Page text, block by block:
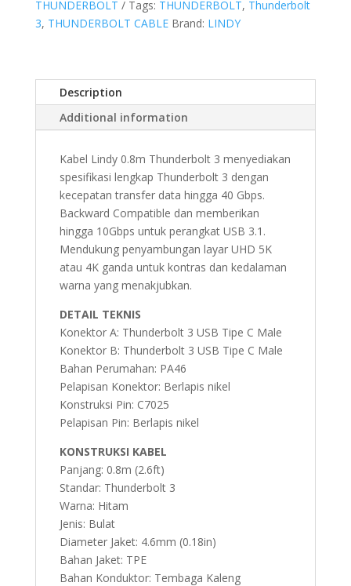
THUNDERBOLT
Tags: THUNDERBOLT, Thunderbolt
3, THUNDERBOLT CABLE Brand: LINDY
Description
Additional information
Kabel Lindy 0.8m Thunderbolt 3 menyediakan
spesifikasi lengkap Thunderbolt 3 dengan
kecepatan transfer data hingga 40 Gbps.
Backward Compatible dan memberikan
hingga 10Gbps untuk perangkat USB 3.1.
Mendukung penyambungan layar UHD 5K
atau 4K ganda untuk kontras dan kedalaman
warna yang menakjubkan.
DETAIL TEKNIS
Konektor A: Thunderbolt 3 USB Tipe C Male
Konektor B: Thunderbolt 3 USB Tipe C Male
Bahan Perumahan: PA46
Pelapisan Konektor: Berlapis nikel
Konstruksi Pin: C7025
Pelapisan Pin: Berlapis nikel
KONSTRUKSI KABEL
Panjang: 0.8m (2.6ft)
Standar: Thunderbolt 3
Warna: Hitam
Jenis: Bulat
Diameter Jaket: 4.6mm (0.18in)
Bahan Jaket: TPE
Bahan Konduktor: Tembaga Kaleng